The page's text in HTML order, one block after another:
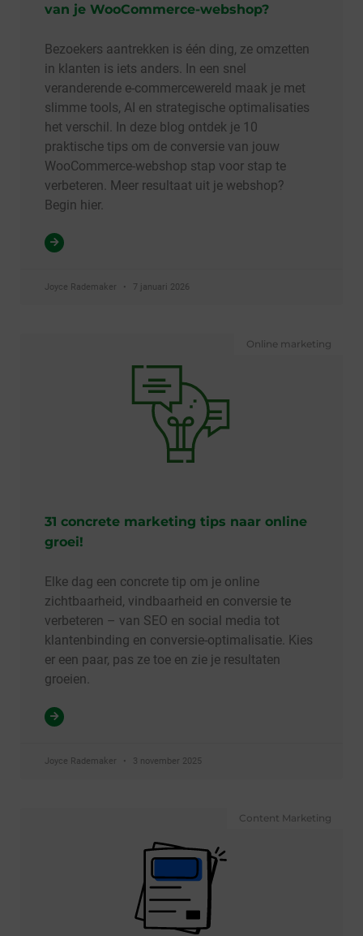
van je WooCommerce-webshop?
Bezoekers aantrekken is één ding, ze omzetten
in klanten is iets anders. In een snel
veranderende e-commercewereld maak je met
slimme tools, AI en strategische optimalisaties
het verschil. In deze blog ontdek je 10
praktische tips om de conversie van jouw
WooCommerce-webshop stap voor stap te
verbeteren. Meer resultaat uit je webshop?
Begin hier.
Joyce Rademaker 7 januari 2026
Online marketing
31 concrete marketing tips naar online
groei!
Elke dag een concrete tip om je online
zichtbaarheid, vindbaarheid en conversie te
verbeteren – van SEO en social media tot
klantenbinding en conversie-optimalisatie. Kies
er een paar, pas ze toe en zie je resultaten
groeien.
Joyce Rademaker 3 november 2025
Content Marketing